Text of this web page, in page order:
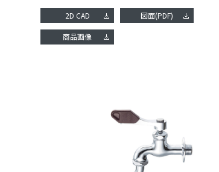
2D CAD 図面(PDF)
商品画像